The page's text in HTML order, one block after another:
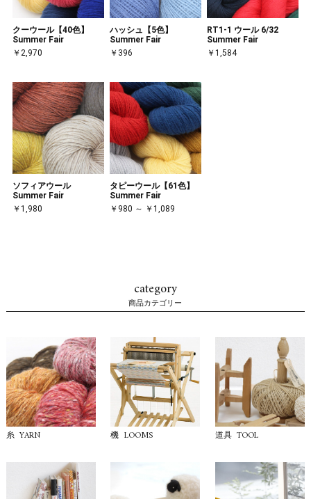
クーウール【40色】
Summer Fair
￥2,970
ハッシュ【5色】
Summer Fair
￥396
RT1-1 ウール 6/32
Summer Fair
￥1,584
ソフィアウール
Summer Fair
￥1,980
タピーウール【61色】
Summer Fair
￥980 ～ ￥1,089
category
商品カテゴリー
糸 YARN 機 LOOMS 道具 TOOL